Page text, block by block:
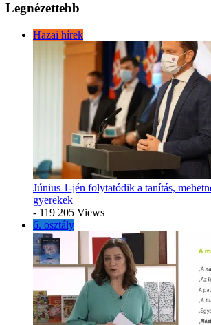
Legnézettebb
Hazai hírek
Június 1-jén folytatódik a tanítás,
gyerekek
- 119 205 Views
6. osztály